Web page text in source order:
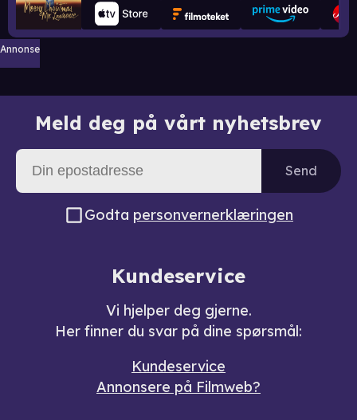
Annonse
Meld deg på vårt nyhetsbrev
Send
Godta personvernerklæringen
Kundeservice
Vi hjelper deg gjerne.
Her finner du svar på dine spørsmål:
Kundeservice
Annonsere på Filmweb?